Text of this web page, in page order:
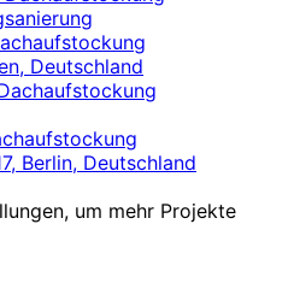
Deutschland
Berlin, Deutschland
um mehr Projekte